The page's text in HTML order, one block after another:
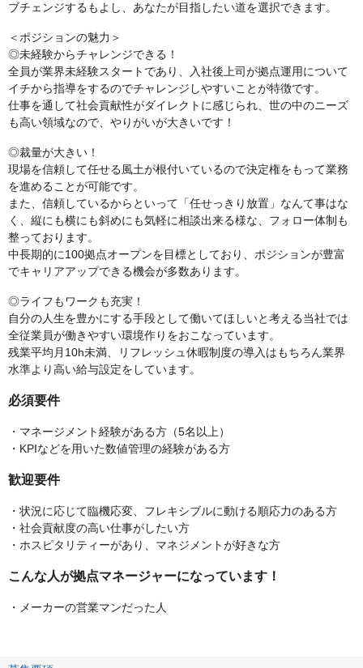
ブチェンジするもよし、あなたが目指したい道を選択できます。
＜ポジションの魅力＞
◎未経験からチャレンジできる！
全員が業界未経験スタートであり、入社後上司が拠点運用について
イチから指導をするのでチャレンジしやすいことが特徴です。
仕事を通して社会貢献性がダイレクトに感じられ、世の中のニーズ
も高い領域なので、やりがいが大きいです！
◎裁量が大きい！
現場を信頼して任せる風土が根付いているので決定権をもって業務
を進めることが可能です。
また、信頼しているからといって「任せっきり放置」なんて事はな
く、縦にも横にも斜めにも気軽に相談出来る様な、フォロー体制も
整っております。
中長期的に100拠点オープンを目標としており、ポジションが豊富
でキャリアアップできる機会が多数あります。
◎ライフもワークも充実！
自分の人生を豊かにする手段として働いてほしいと考える当社では
全従業員が働きやすい環境作りをおこなっています。
残業平均月10h未満、リフレッシュ休暇制度の導入はもちろん業界
水準より高い給与設定をしています。
必須要件
・マネージメント経験がある方（5名以上）
・KPIなどを用いた数値管理の経験がある方
歓迎要件
・状況に応じて臨機応変、フレキシブルに動ける順応力のある方
・社会貢献度の高い仕事がしたい方
・ホスピタリティーがあり、マネジメントが好きな方
こんな人が拠点マネージャーになっています！
・メーカーの営業マンだった人